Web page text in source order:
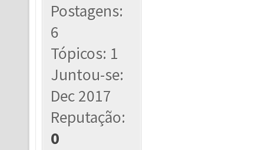
Postagens:
6
Tópicos: 1
Juntou-se:
Dec 2017
Reputação:
0